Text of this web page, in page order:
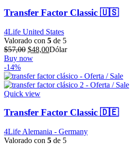
Transfer Factor Classic 🇺🇸
4Life United States
Valorado con 5 de 5
$57,00 El
precio
era:
$57,00.
$48,00El
es:
$48,00.
Dólar
Buy now
-14%
Quick view
Transfer Factor Classic 🇩🇪
4Life Alemania - Germany
Valorado con 5 de 5